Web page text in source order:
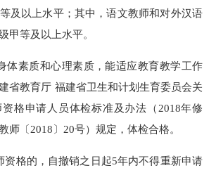
及以上水平；其中，语文教师和对外汉语
甲等及以上水平。
体素质和心理素质，能适应教育教学工作
省教育厅 福建省卫生和计划生育委员会关
格申请人员体检标准及办法（2018年修
教师〔2018〕20号）规定，体检合格。
资格的，自撤销之日起5年内不得重新申请